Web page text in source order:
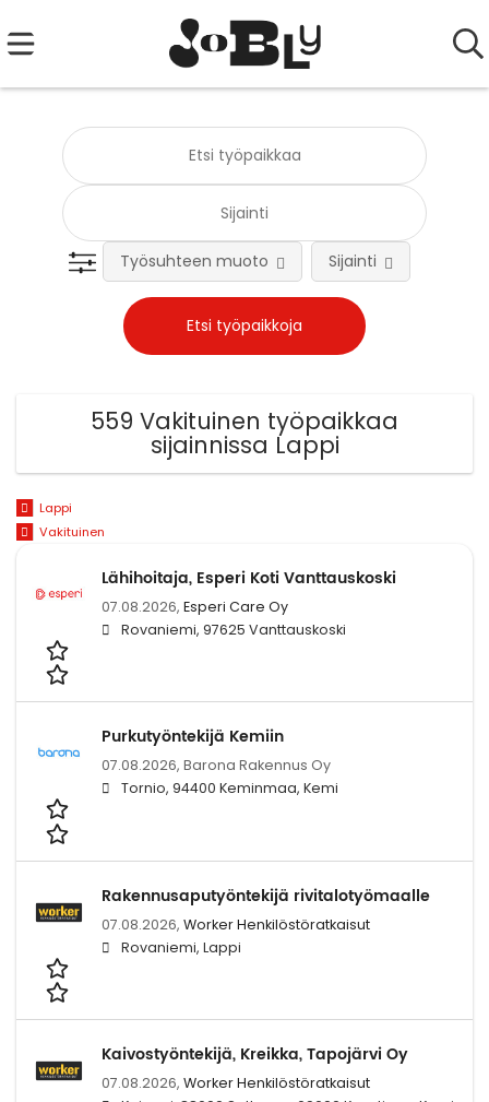
Työsuhteen muoto Sijainti
559 Vakituinen työpaikkaa
sijainnissa Lappi
Lappi
Vakituinen
Lähihoitaja, Esperi Koti Vanttauskoski
07.08.2026, Esperi Care Oy
Rovaniemi, 97625 Vanttauskoski
Purkutyöntekijä Kemiin
07.08.2026, Barona Rakennus Oy
Tornio, 94400 Keminmaa, Kemi
Rakennusaputyöntekijä rivitalotyömaalle
07.08.2026, Worker Henkilöstöratkaisut
Rovaniemi, Lappi
Kaivostyöntekijä, Kreikka, Tapojärvi Oy
07.08.2026, Worker Henkilöstöratkaisut